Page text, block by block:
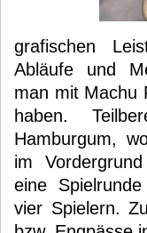
grafischen
Abläufe und
man mit Machu
haben.
Hamburgum,
im
eine
vier Spielern.